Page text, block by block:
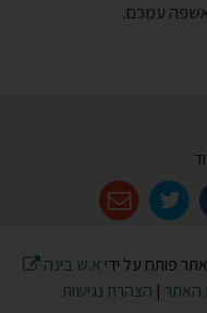
עמכם.
פותח על ידי א.ש בינה
האתר | הצהרת נגישות